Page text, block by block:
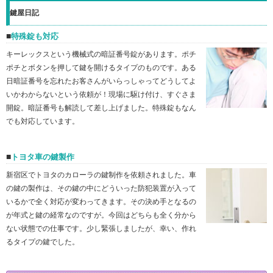
鍵屋日記
特殊錠も対応
キーレックスという機械式の暗証番号錠があります。ポチ
ポチとボタンを押して鍵を開けるタイプのものです。ある
日暗証番号を忘れたお客さんがいらっしゃってどうしてよ
いかわからないという依頼が！現場に駆け付け、すぐさま
開錠。暗証番号も解読して差し上げました。特殊錠もなん
でも対応しています。
トヨタ車の鍵製作
新宿区でトヨタのカローラの鍵制作を依頼されました。車
の鍵の製作は、その鍵の中にどういった防犯装置が入って
いるかで全く対応が変わってきます。その決め手となるの
が年式と鍵の経常なのですが。今回はどちらも全く分から
ない状態での仕事です。少し緊張しましたが、幸い、作れ
るタイプの鍵でした。